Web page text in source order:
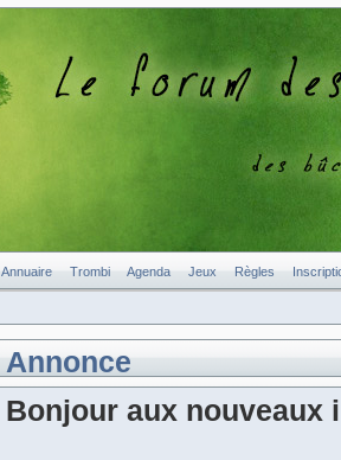
Annuaire Trombi Agenda Jeux Règles
Annonce
Bonjour aux nouveaux